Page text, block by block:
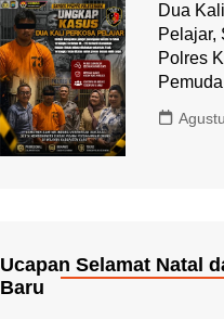
Dua
Pelajar,
Polres
Pemuda
Ucapan Selamat Natal
Baru